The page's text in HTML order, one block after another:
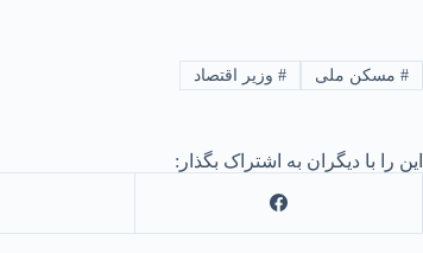
#مسکن ملی #وزیر اقتصاد
این را با دیگران به اشتراک بگذار: